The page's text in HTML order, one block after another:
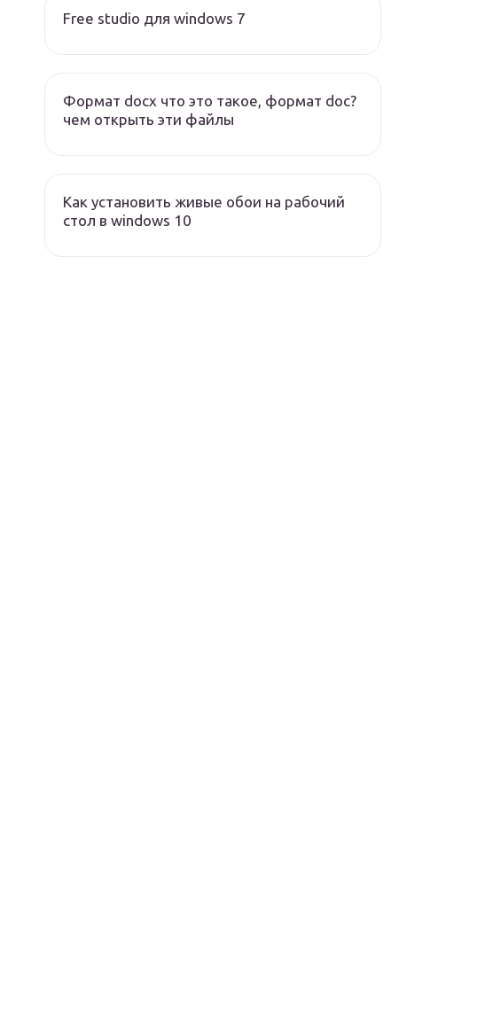
Free studio для windows 7
Формат docx что это такое, формат doc?
чем открыть эти файлы
Как установить живые обои на рабочий
стол в windows 10